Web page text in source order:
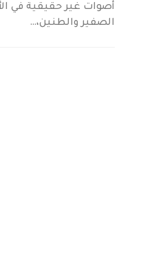
أصوات غير حقيقية في
الصفير والطنين،…